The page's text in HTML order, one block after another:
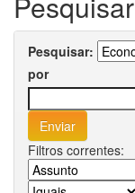
Pesquisar:
por
Filtros correntes: